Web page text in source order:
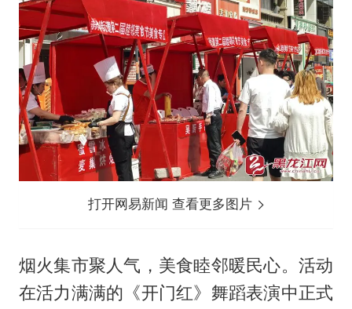
打开网易新闻 查看更多图片
烟火集市聚人气，美食睦邻暖民心。活动
在活力满满的《开门红》舞蹈表演中正式